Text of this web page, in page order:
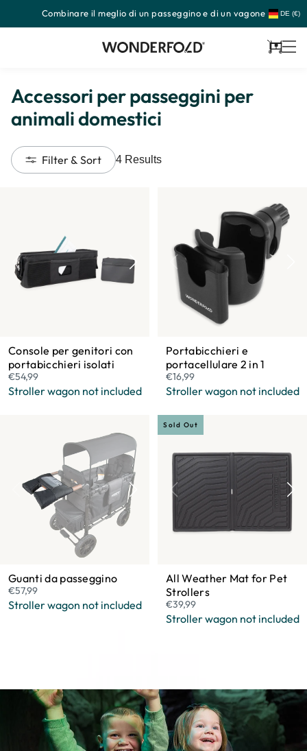
Passa
al
Combinare il meglio di un passeggino e di un vagone DE (€)
Accessori per passeggini per
animali domestici
Filter & Sort 4 Results
Console per genitori con
portabicchieri isolati
€54,99
Stroller wagon not included
Portabicchieri e
portacellulare 2 in 1
€16,99
Stroller wagon not included
Guanti da passeggino
€57,99
Stroller wagon not included
Sold Out
All Weather Mat for Pet
Strollers
€39,99
Stroller wagon not included